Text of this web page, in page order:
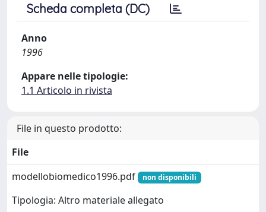
Scheda completa (DC)
Anno
1996
Appare nelle tipologie:
1.1 Articolo in rivista
File in questo prodotto:
File
modellobiomedico1996.pdf
non disponibili
Tipologia: Altro materiale allegato